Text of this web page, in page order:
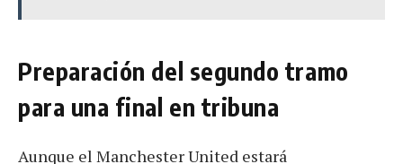
Preparación del segundo tramo
para una final en tribuna
Aunque el Manchester United estará